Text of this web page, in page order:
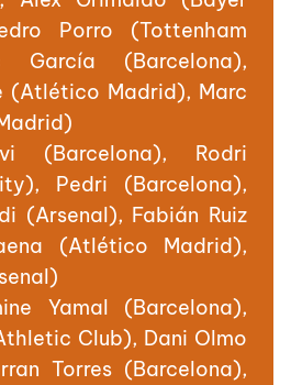
Porro (Tottenham
García (Barcelona),
(Atlético Madrid), Marc
(Barcelona), Rodri
Pedri (Barcelona),
(Arsenal), Fabián Ruiz
(Atlético Madrid),
Yamal (Barcelona),
Club), Dani Olmo
Torres (Barcelona),